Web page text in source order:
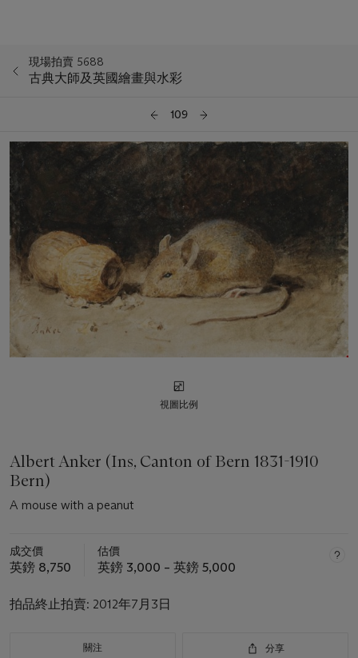
現場拍賣 5688
古典大師及英國繪畫與水彩
109
視圖比例
Albert Anker (Ins, Canton of Bern 1831-1910
Bern)
A mouse with a peanut
成交價
英鎊 8,750
估價
英鎊 3,000 – 英鎊 5,000
拍品終止拍賣: 2012年7月3日
關注 分享